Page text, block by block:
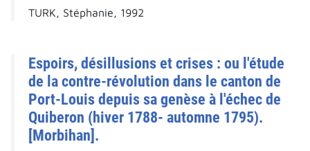
TURK, Stéphanie, 1992
Espoirs, désillusions et crises : ou l'étude
de la contre-révolution dans le canton de
Port-Louis depuis sa genèse à l'échec de
Quiberon (hiver 1788- automne 1795).
[Morbihan].